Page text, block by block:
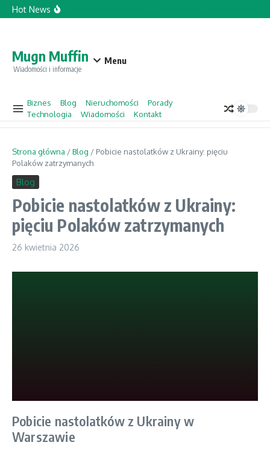
Przejdź do treści
Hot NewsTopforcecompany.com Opinie
Mugn Muffin
Wiadomości i informacje
Menu
Biznes Blog Nieruchomości
Porady
Technologia
Wiadomości Kontakt
Strona główna /Blog / Pobicie nastolatków z Ukrainy: pięciu
Polaków zatrzymanych
Blog
Pobicie nastolatków z Ukrainy:
pięciu Polaków zatrzymanych
26 kwietnia 2026
Pobicie nastolatków z Ukrainy w
Warszawie